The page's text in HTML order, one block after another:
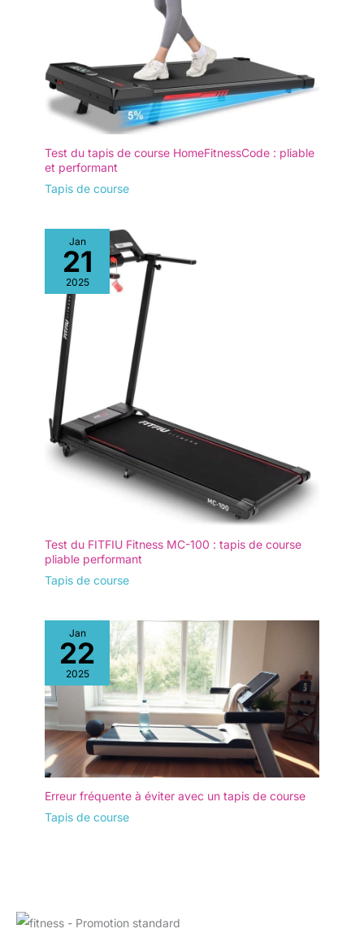
Test du tapis de course HomeFitnessCode : pliable
et performant
Tapis de course
Jan
21
2025
Test du FITFIU Fitness MC-100 : tapis de course
pliable performant
Tapis de course
Jan
22
2025
Erreur fréquente à éviter avec un tapis de course
Tapis de course